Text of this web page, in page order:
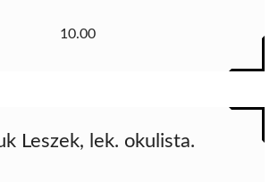
10.00
Leszek, lek. okulista.